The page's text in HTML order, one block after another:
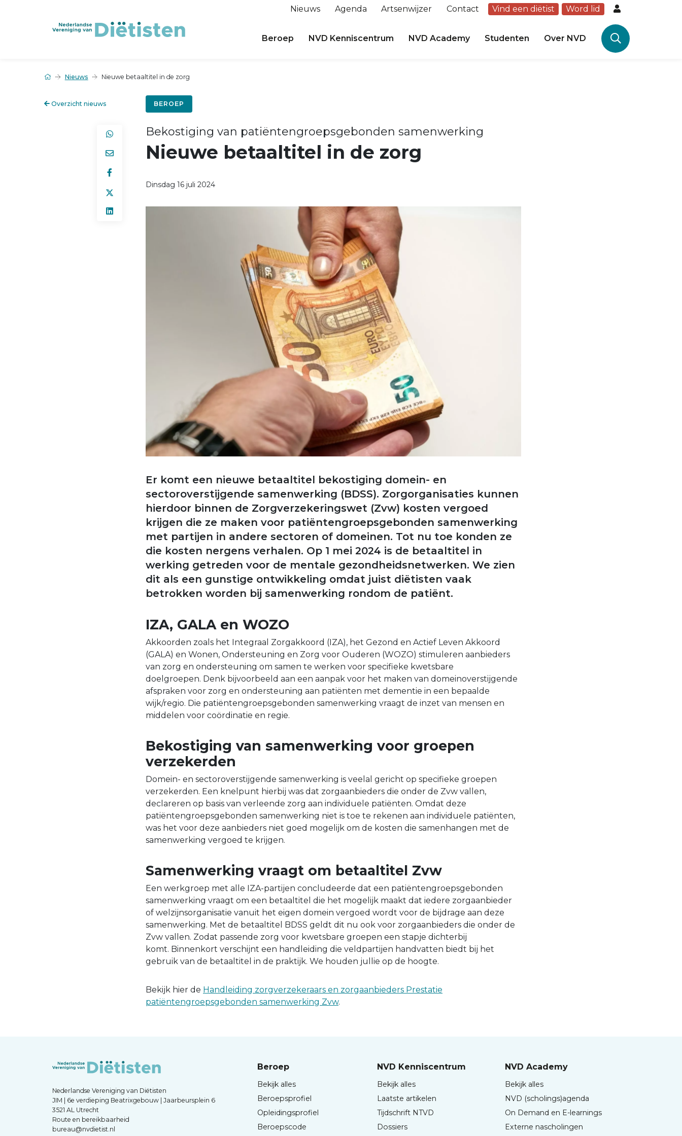
Nieuws Agenda Artsenwijzer Contact Vind een diëtist Word lid
Beroep NVD Kenniscentrum NVD Academy Studenten Over NVD
Nieuws Nieuwe betaaltitel in de zorg
Overzicht nieuws BEROEP
Bekostiging van patiëntengroepsgebonden samenwerking
Nieuwe betaaltitel in de zorg
Dinsdag 16 juli 2024
Er komt een nieuwe betaaltitel bekostiging domein- en
sectoroverstijgende samenwerking (BDSS). Zorgorganisaties kunnen
hierdoor binnen de Zorgverzekeringswet (Zvw) kosten vergoed
krijgen die ze maken voor patiëntengroepsgebonden samenwerking
met partijen in andere sectoren of domeinen. Tot nu toe konden ze
die kosten nergens verhalen. Op 1 mei 2024 is de betaaltitel in
werking getreden voor de mentale gezondheidsnetwerken. We zien
dit als een gunstige ontwikkeling omdat juist diëtisten vaak
betrokken worden bij samenwerking rondom de patiënt.
IZA, GALA en WOZO
Akkoorden zoals het Integraal Zorgakkoord (IZA), het Gezond en Actief Leven Akkoord
(GALA) en Wonen, Ondersteuning en Zorg voor Ouderen (WOZO) stimuleren aanbieders
van zorg en ondersteuning om samen te werken voor specifieke kwetsbare
doelgroepen. Denk bijvoorbeeld aan een aanpak voor het maken van domeinoverstijgende
afspraken voor zorg en ondersteuning aan patiënten met dementie in een bepaalde
wijk/regio. Die patiëntengroepsgebonden samenwerking vraagt de inzet van mensen en
middelen voor coördinatie en regie.
Bekostiging van samenwerking voor groepen
verzekerden
Domein- en sectoroverstijgende samenwerking is veelal gericht op specifieke groepen
verzekerden. Een knelpunt hierbij was dat zorgaanbieders die onder de Zvw vallen,
declareren op basis van verleende zorg aan individuele patiënten. Omdat deze
patiëntengroepsgebonden samenwerking niet is toe te rekenen aan individuele patiënten,
was het voor deze aanbieders niet goed mogelijk om de kosten die samenhangen met de
samenwerking vergoed te krijgen.
Samenwerking vraagt om betaaltitel Zvw
Een werkgroep met alle IZA-partijen concludeerde dat een patiëntengroepsgebonden
samenwerking vraagt om een betaaltitel die het mogelijk maakt dat iedere zorgaanbieder
of welzijnsorganisatie vanuit het eigen domein vergoed wordt voor de bijdrage aan deze
samenwerking. Met de betaaltitel BDSS geldt dit nu ook voor zorgaanbieders die onder de
Zvw vallen. Zodat passende zorg voor kwetsbare groepen een stapje dichterbij
komt. Binnenkort verschijnt een handleiding die veldpartijen handvatten biedt bij het
gebruik van de betaaltitel in de praktijk. We houden jullie op de hoogte.
Bekijk hier de Handleiding zorgverzekeraars en zorgaanbieders Prestatie
patiëntengroepsgebonden samenwerking Zvw.
Nederlandse Vereniging van Diëtisten
JIM | 6e verdieping Beatrixgebouw | Jaarbeursplein 6
3521 AL Utrecht
Route en bereikbaarheid
bureau@nvdietist.nl
Beroep
Bekijk alles
Beroepsprofiel
Opleidingsprofiel
Beroepscode
NVD Kenniscentrum
Bekijk alles
Laatste artikelen
Tijdschrift NTVD
Dossiers
NVD Academy
Bekijk alles
NVD (scholings)agenda
On Demand en E-learnings
Externe nascholingen